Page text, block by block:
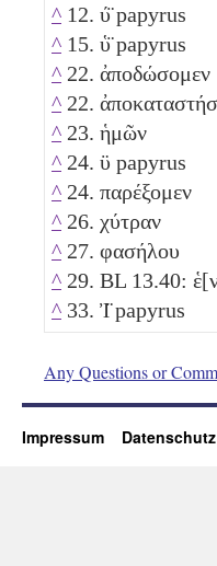
^ 12. ύ̈ papyrus
^ 15. ὑ̈ papyrus
^ 22. ἀποδώσομεν
^ 22.
^ 23. ἡμῶν
^ 24. ϋ papyrus
^ 24. παρέξομεν
^ 26. χύτραν
^ 27. φασήλου
^ 29. BL 13.40:
^ 33. Ἰ̈ papyrus
Any Questions or
Impressum Datenschutz